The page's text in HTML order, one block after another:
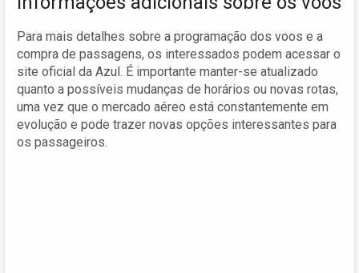
Para mais detalhes sobre a programação dos voos e a
compra de passagens, os interessados podem acessar o
site oficial da Azul. É importante manter-se atualizado
quanto a possíveis mudanças de horários ou novas rotas,
uma vez que o mercado aéreo está constantemente em
evolução e pode trazer novas opções interessantes para
os passageiros.